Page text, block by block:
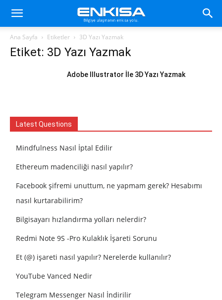
Ana Sayfa Etiketler 3D Yazı Yazmak
Etiket: 3D Yazı Yazmak
Adobe Illustrator İle 3D Yazı Yazmak
Latest Questions
Mindfulness Nasıl İptal Edilir
Ethereum madenciliği nasıl yapılır?
Facebook şifremi unuttum, ne yapmam gerek? Hesabımı
nasıl kurtarabilirim?
Bilgisayarı hızlandırma yolları nelerdir?
Redmi Note 9S -Pro Kulaklık İşareti Sorunu
Et (@) işareti nasıl yapılır? Nerelerde kullanılır?
YouTube Vanced Nedir
Telegram Messenger Nasıl İndirilir